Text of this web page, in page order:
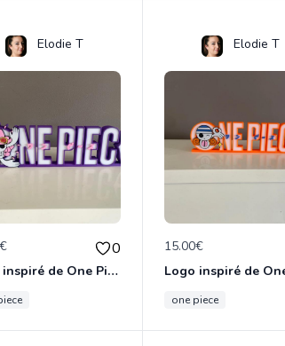
Elodie T
0
Logo inspiré de One Piece Nico Robin
Elodie T
15.00€
one piece